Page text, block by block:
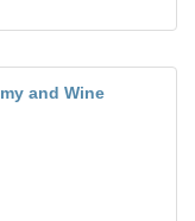
and Wine